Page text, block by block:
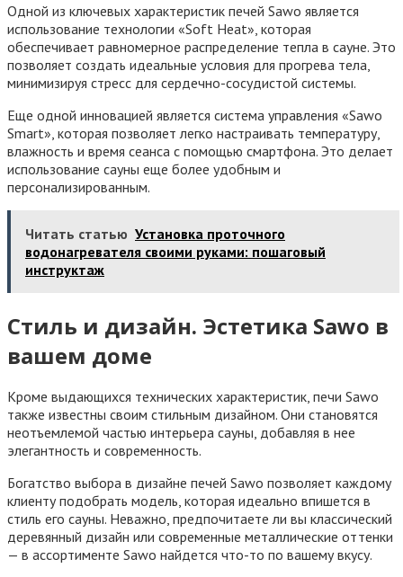
Одной из ключевых характеристик печей Sawo является
использование технологии «Soft Heat», которая
обеспечивает равномерное распределение тепла в сауне. Это
позволяет создать идеальные условия для прогрева тела,
минимизируя стресс для сердечно-сосудистой системы.
Еще одной инновацией является система управления «Sawo
Smart», которая позволяет легко настраивать температуру,
влажность и время сеанса с помощью смартфона. Это делает
использование сауны еще более удобным и
персонализированным.
Читать статью Установка проточного
водонагревателя своими руками: пошаговый
инструктаж
Стиль и дизайн. Эстетика Sawo в
вашем доме
Кроме выдающихся технических характеристик, печи Sawo
также известны своим стильным дизайном. Они становятся
неотъемлемой частью интерьера сауны, добавляя в нее
элегантность и современность.
Богатство выбора в дизайне печей Sawo позволяет каждому
клиенту подобрать модель, которая идеально впишется в
стиль его сауны. Неважно, предпочитаете ли вы классический
деревянный дизайн или современные металлические оттенки
— в ассортименте Sawo найдется что-то по вашему вкусу.